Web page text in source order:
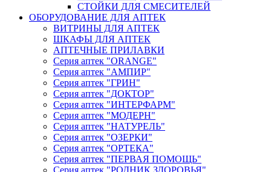
СТОЙКИ ДЛЯ СМЕСИТЕЛЕЙ
ОБОРУДОВАНИЕ ДЛЯ АПТЕК
ВИТРИНЫ ДЛЯ АПТЕК
ШКАФЫ ДЛЯ АПТЕК
АПТЕЧНЫЕ ПРИЛАВКИ
Серия аптек "ORANGE"
Серия аптек "АМПИР"
Серия аптек "ГРИН"
Серия аптек "ДОКТОР"
Серия аптек "ИНТЕРФАРМ"
Серия аптек "МОДЕРН"
Серия аптек "НАТУРЕЛЬ"
Серия аптек "ОЗЕРКИ"
Серия аптек "ОРТЕКА"
Серия аптек "ПЕРВАЯ ПОМОЩЬ"
Серия аптек "РОДНИК ЗДОРОВЬЯ"